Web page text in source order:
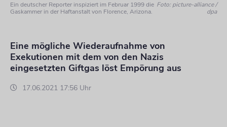
Ein deutscher Reporter inspiziert im Februar 1999 die
Gaskammer in der Haftanstalt von Florence, Arizona.
Foto: picture-alliance /
dpa
Eine mögliche Wiederaufnahme von
Exekutionen mit dem von den Nazis
eingesetzten Giftgas löst Empörung aus
17.06.2021 17:56 Uhr